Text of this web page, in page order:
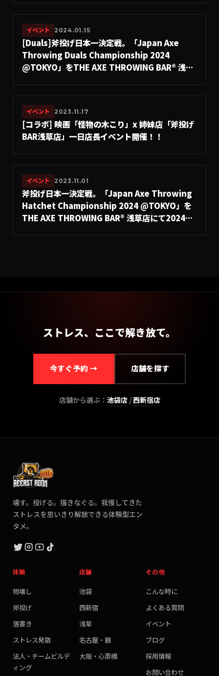
イベント 2024.01.15
[Duals]斧投げ日本一決定戦。「Japan Axe
Throwing Duals Championship 2024
@TOKYO」をTHE AXE THROWING BAR®︎ 浅草
イベント 2023.11.17
[コラボ] 映画「怪物の木こり」x 姉妹店「斧投げ
BAR浅草店」一日店長イベント開催！！
イベント 2023.11.01
斧投げ日本一決定戦。「Japan Axe Throwing
Hatchet Championship 2024 @TOKYO」を
THE AXE THROWING BAR®︎ 浅草店にて2024年
ストレス、ここで解き放て。
今すぐ予約 → 店舗を探す
店舗から選ぶ： 池袋店/西新宿店
壊す。投げる。描きなぐる。我慢してきた
ストレスを思いきり解放できる体験型エン
タメ。
体験
物壊し
斧投げ
落書き
ストレス発散
法人・チームビルデ
ィング
店舗
池袋
西新宿
浅草
名古屋・錦
大阪・心斎橋
その他
こんな時に
よくある質問
イベント
ブログ
採用情報
お問い合わせ